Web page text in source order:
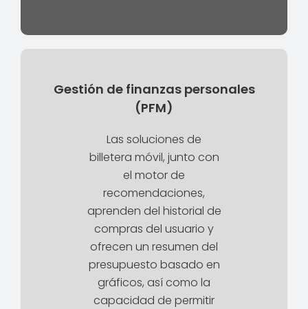
Gestión de finanzas personales
(PFM)
Las soluciones de
billetera móvil, junto con
el motor de
recomendaciones,
aprenden del historial de
compras del usuario y
ofrecen un resumen del
presupuesto basado en
gráficos, así como la
capacidad de permitir